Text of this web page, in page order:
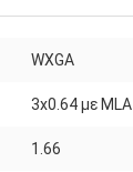
WXGA
3x0.64 με MLA
1.66